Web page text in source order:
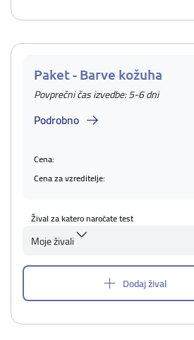
Paket - Barve kožuha
Povprečni čas izvedbe: 5-6 dni
Podrobno
Cena:
Cena za vzreditelje:
Žival za katero naročate test
Moje živali
Dodaj žival